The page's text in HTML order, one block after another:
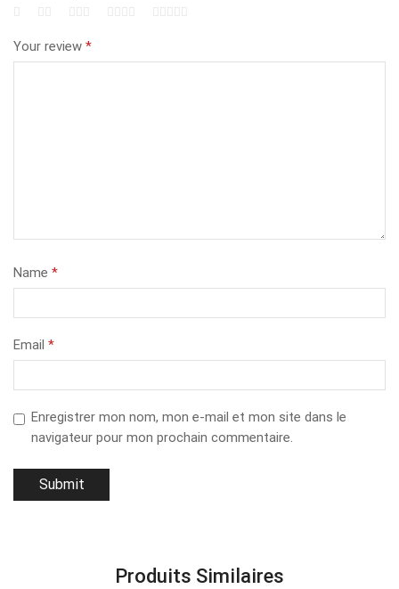
Your review *
Name *
Email *
Enregistrer mon nom, mon e-mail et mon site dans le
navigateur pour mon prochain commentaire.
Produits Similaires